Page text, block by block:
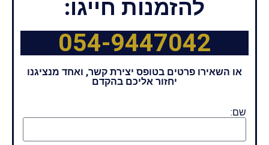
להזמנות חייגו:
054-9447042
או השאירו פרטים בטופס יצירת קשר, ואחד מנציגנו
יחזור אליכם בהקדם
שם: